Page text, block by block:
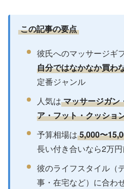
この記事の要点
彼氏へのマッサージギ
自分ではなかなか買わ
定番ジャンル
人気はマッサージガン
ア・フット・クッショ
予算相場は5,000〜
長い付き合いなら2万
彼のライフスタイル（
事・在宅など）に合わ